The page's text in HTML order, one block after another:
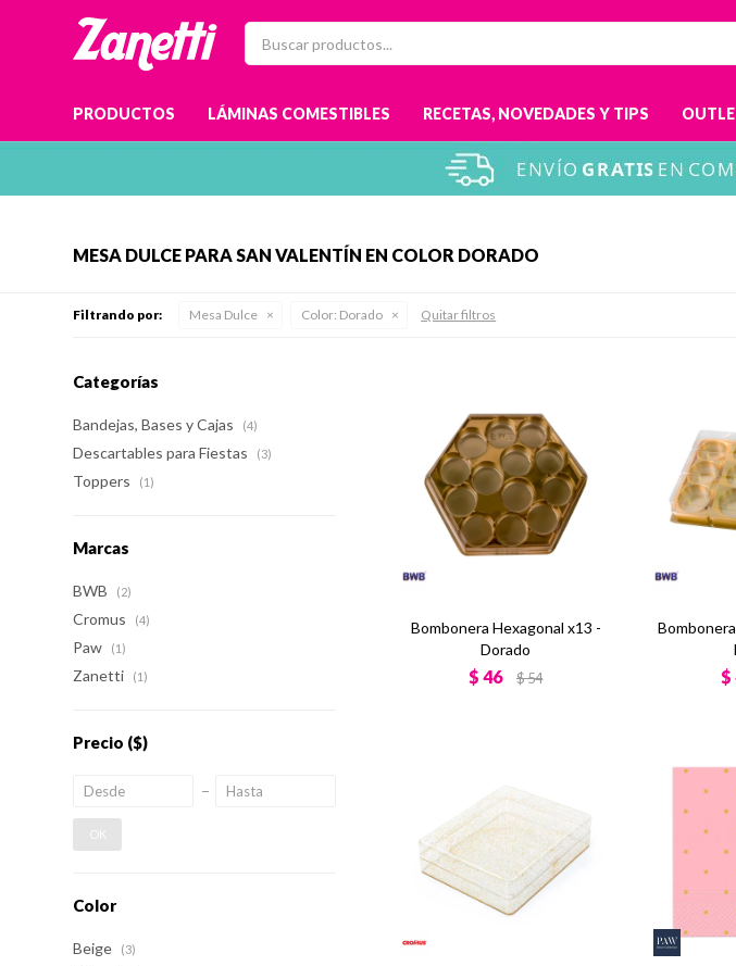
PRODUCTOS LÁMINAS COMESTIBLES RECETAS, NOVEDADES Y TIPS
MESA DULCE PARA SAN VALENTÍN EN COLOR DORADO
Filtrando por: Mesa Dulce Color: Dorado Quitar filtros
Bombonera Hexagonal x13 -
Dorado
$ 46 $54 $
Categorías
Bandejas, Bases y Cajas (4)
Descartables para Fiestas (3)
Toppers (1)
Marcas
BWB (2)
Cromus (4)
Paw (1)
Zanetti (1)
Precio ($)
OK
Color
Beige (3)